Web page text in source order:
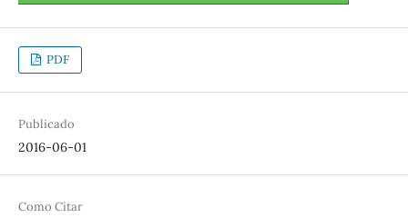
PDF
Publicado
2016-06-01
Como Citar